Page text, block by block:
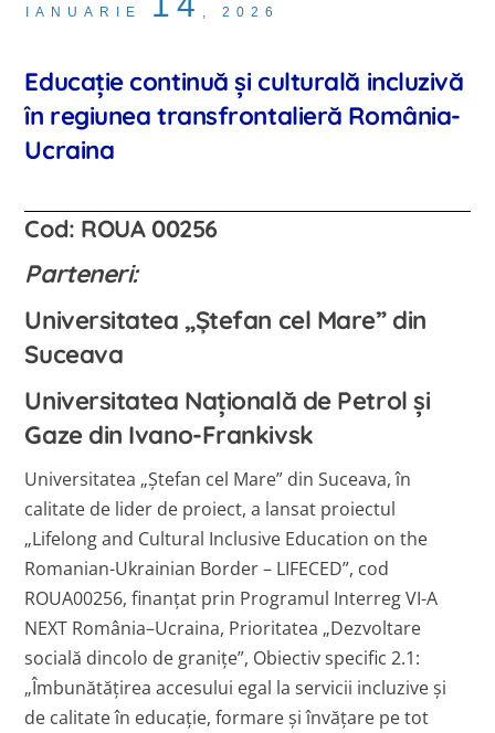
IANUARIE ,2026
Educație continuă și culturală incluzivă
în regiunea transfrontalieră România-
Ucraina
Cod: ROUA 00256
Parteneri:
Universitatea „Ștefan cel Mare” din
Suceava
Universitatea Națională de Petrol și
Gaze din Ivano-Frankivsk
Universitatea „Ștefan cel Mare” din Suceava, în
calitate de lider de proiect, a lansat proiectul
„Lifelong and Cultural Inclusive Education on the
Romanian-Ukrainian Border – LIFECED”, cod
ROUA00256, finanțat prin Programul Interreg VI-A
NEXT România–Ucraina, Prioritatea „Dezvoltare
socială dincolo de granițe”, Obiectiv specific 2.1:
„Îmbunătățirea accesului egal la servicii incluzive și
de calitate în educație, formare și învățare pe tot